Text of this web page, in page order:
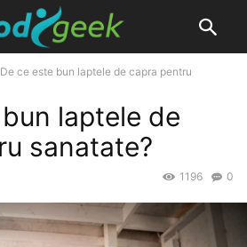
De ce este bun laptele de capra pentru
laptele de
sanatate?
0
1196